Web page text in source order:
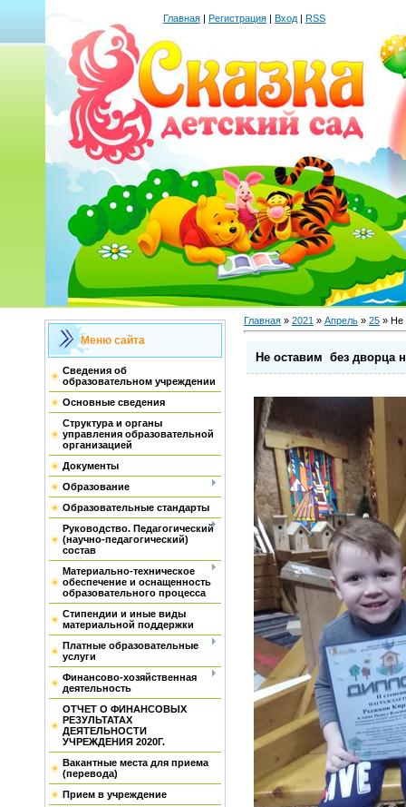
Главная | Регистрация | Вход | RSS
Меню сайта
Сведения об
образовательном учреждении
Основные сведения
Структура и органы
управления образовательной
организацией
Документы
Образование
Образовательные стандарты
Руководство. Педагогический
(научно-педагогический)
состав
Материально-техническое
обеспечение и оснащенность
образовательного процесса
Стипендии и иные виды
материальной поддержки
Платные образовательные
услуги
Финансово-хозяйственная
деятельность
ОТЧЕТ О ФИНАНСОВЫХ
РЕЗУЛЬТАТАХ
ДЕЯТЕЛЬНОСТИ
УЧРЕЖДЕНИЯ 2020Г.
Вакантные места для приема
(перевода)
Прием в учреждение
Главная » 2021 » Апрель » 25 » Не
Не оставим без дворца